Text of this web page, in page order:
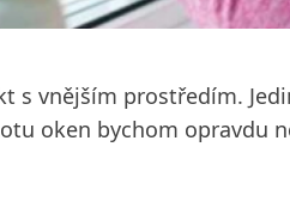
vnějším prostředím.
oken bychom opravdu